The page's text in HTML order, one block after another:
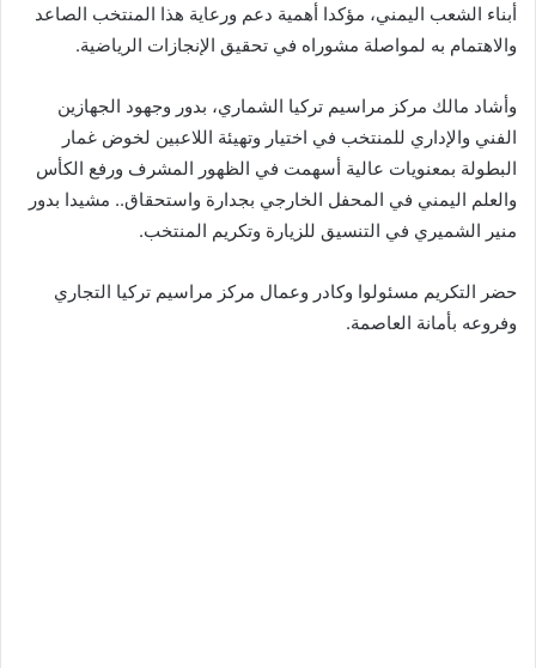
أبناء الشعب اليمني، مؤكدا أهمية دعم ورعاية هذا المنتخب الصاعد
والاهتمام به لمواصلة مشوراه في تحقيق الإنجازات الرياضية.
وأشاد مالك مركز مراسيم تركيا الشماري، بدور وجهود الجهازين
الفني والإداري للمنتخب في اختيار وتهيئة اللاعبين لخوض غمار
البطولة بمعنويات عالية أسهمت في الظهور المشرف ورفع الكأس
والعلم اليمني في المحفل الخارجي بجدارة واستحقاق.. مشيدا بدور
منير الشميري في التنسيق للزيارة وتكريم المنتخب.
حضر التكريم مسئولوا وكادر وعمال مركز مراسيم تركيا التجاري
وفروعه بأمانة العاصمة.